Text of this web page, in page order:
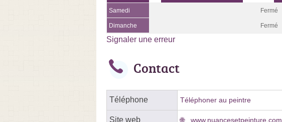
Samedi Fermé
Dimanche Fermé
Signaler une erreur
Contact
Téléphone Téléphoner au peintre
Site web www.nuancesetpeinture.com